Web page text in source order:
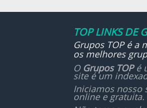
TOP LINKS DE
Grupos TOP é a
os melhores
O Grupos TOPé
site é um
Iniciamos nosso
online e gratuita.